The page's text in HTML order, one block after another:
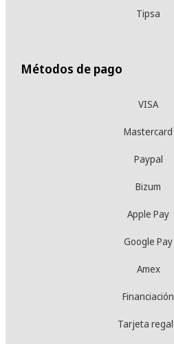
Tipsa
Métodos de pago
VISA
Mastercard
Paypal
Bizum
Apple Pay
Google Pay
Amex
Financiación
Tarjeta